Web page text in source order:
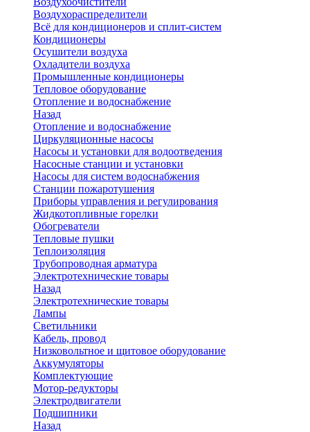
Воздухораспределители
Всё для кондиционеров и сплит-систем
Кондиционеры
Осушители воздуха
Охладители воздуха
Промышленные кондиционеры
Тепловое оборудование
Отопление и водоснабжение
Назад
Отопление и водоснабжение
Циркуляционные насосы
Насосы и установки для водоотведения
Насосные станции и установки
Насосы для систем водоснабжения
Станции пожаротушения
Приборы управления и регулирования
Жидкотопливные горелки
Обогреватели
Тепловые пушки
Теплоизоляция
Трубопроводная арматура
Электротехнические товары
Назад
Электротехнические товары
Лампы
Светильники
Кабель, провод
Низковольтное и щитовое оборудование
Аккумуляторы
Комплектующие
Мотор-редукторы
Электродвигатели
Подшипники
Назад